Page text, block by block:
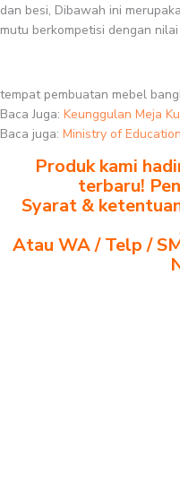
dan besi, Dibawah ini
mutu berkompetisi dengan
tempat pembuatan mebel
Baca Juga: Keunggulan Meja
Baca juga: Ministry of
Produk kami
terbaru!
Syarat &
Atau WA / Telp /